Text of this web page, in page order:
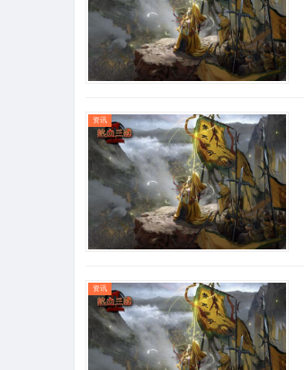
资讯
资讯